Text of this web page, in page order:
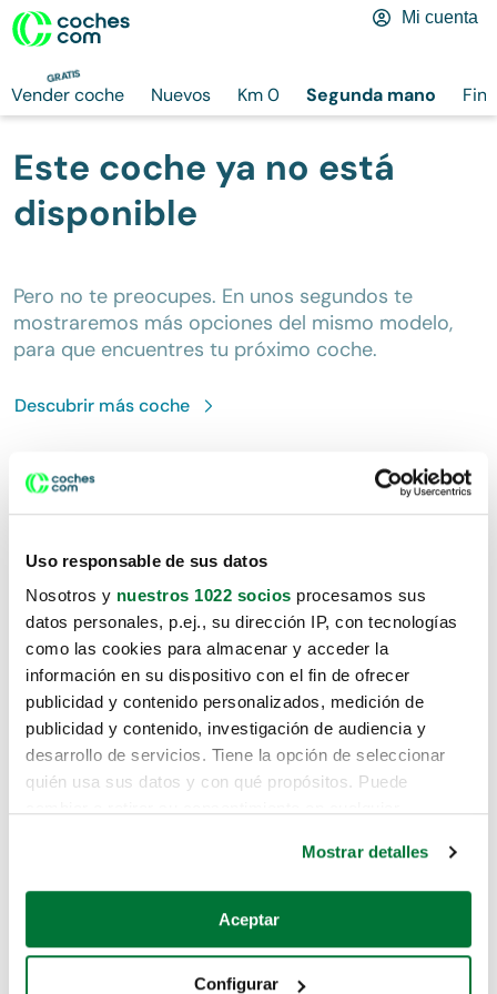
Uso responsable de sus datos
Nosotros y nuestros 1022 socios procesamos sus
datos personales, p.ej., su dirección IP, con tecnologías
como las cookies para almacenar y acceder la
información en su dispositivo con el fin de ofrecer
publicidad y contenido personalizados, medición de
publicidad y contenido, investigación de audiencia y
desarrollo de servicios. Tiene la opción de seleccionar
quién usa sus datos y con qué propósitos. Puede
Si lo permite, también quisiéramos:
Recopilar información sobre su ubicación geográfica
Mostrar detalles
Aceptar
Configurar
GRATIS
Vender coche Nuevos Km 0 Segunda mano
Mi cuenta
Este coche ya no está
disponible
Pero no te preocupes. En unos segundos te
mostraremos más opciones del mismo modelo,
para que encuentres tu próximo coche.
Descubrir máscoche